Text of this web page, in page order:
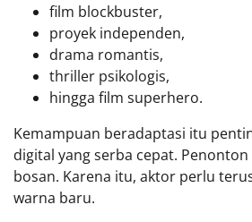
film blockbuster,
proyek independen,
drama romantis,
thriller psikologis,
hingga film superhero.
Kemampuan beradaptasi itu
digital yang serba cepat.
bosan. Karena itu, aktor perlu
warna baru.